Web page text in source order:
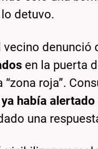
detuvo.
vecino denunció
en la puerta
roja”.
había
una